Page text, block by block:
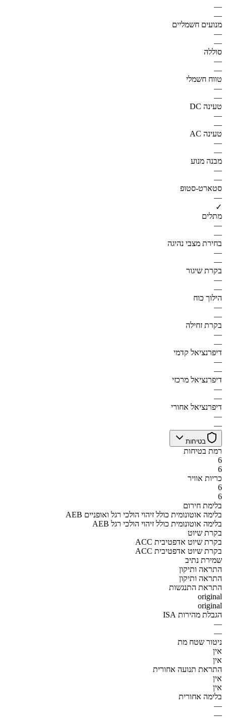
—
—
מנועים חשמליים
—
—
סוללה
—
—
טווח חשמלי
—
—
טעינה DC
—
—
טעינה AC
—
—
מבנה מנוע
—
—
סטארט-סטופ
—
✓
מתלים
—
—
בחירת מצבי נהיגה
—
—
בקרת שיגור
—
—
הילוך כוח
—
—
בקרת זחילה
—
—
דיפרנציאל קדמי
—
—
דיפרנציאל מרכזי
—
—
דיפרנציאל אחורי
—
—
בטיחות
רמת בטיחות
6
6
כריות אוויר
6
6
בלימת חירום
AEB בלימה אוטונומית כולל זיהוי הולכי רגל ואופניים
AEB בלימה אוטונומית כולל זיהוי הולכי רגל
בקרת שיוט
ACC בקרת שיוט אדפטיבית
ACC בקרת שיוט אדפטיבית
שמירת נתיב
התראה ותיקון
התראה ותיקון
התראת התנגשות
original
original
הגבלת מהירות ISA
—
—
ניטור שטח מת
אין
אין
התראת תנועה אחורית
אין
אין
בלימה אחורית
—
—